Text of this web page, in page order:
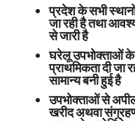
प्रदेश के सभी
जा रही है तथा
से जारी है
घरेलू उपभोक्ताओं के
प्राथमिकता दी जा
सामान्य बनी हुई है
उपभोक्ताओं से
खरीद अथवा